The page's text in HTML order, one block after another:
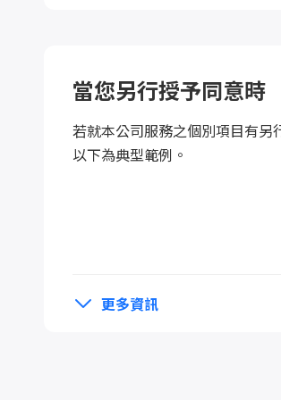
提高 LY Corporation 服務
防止未經授權的使用
當您另行授予同意時
若就本公司服務之個別項目有
以下為典型範例。
更多資訊